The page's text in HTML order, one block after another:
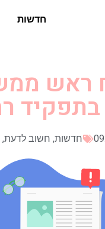
חדשות
ראש
חדשות, חשוב לדעת,